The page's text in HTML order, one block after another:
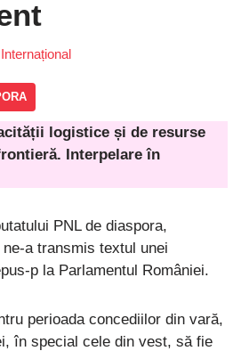
Internațional
logistice și de resurse
Interpelare în
PNL de diaspora,
ne-a transmis textul unei
p la Parlamentul României.
perioada concediilor din vară,
în special cele din vest, să fie